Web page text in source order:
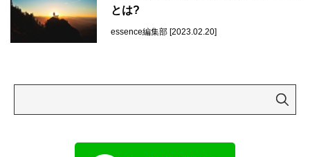
とは?
essence編集部 [2023.02.20]